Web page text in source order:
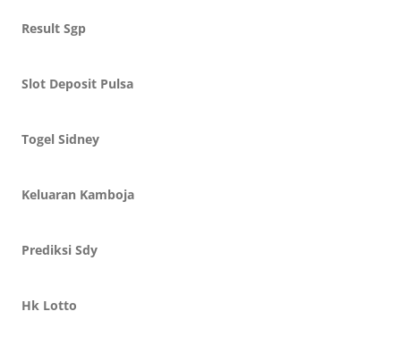
Result Sgp
Slot Deposit Pulsa
Togel Sidney
Keluaran Kamboja
Prediksi Sdy
Hk Lotto